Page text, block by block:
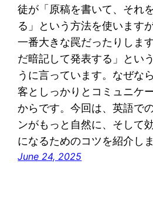
徒が「原稿を書いて、それ
る」という方法を使います
一番大きな罠だったりしま
だ暗記して発表する」とい
うに言っています。なぜな
客としっかりとコミュニケ
からです。今回は、英語で
ンがもっと自然に、そして
になるためのコツを紹介しま
June 24, 2025